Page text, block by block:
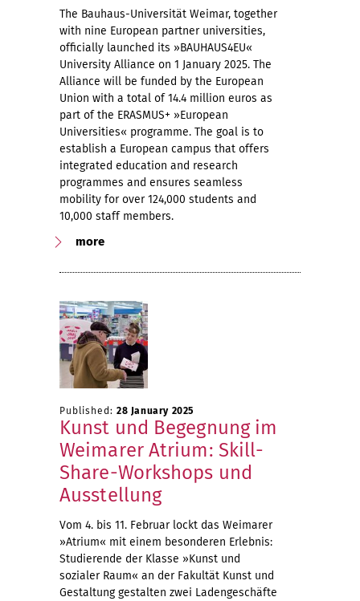
The Bauhaus-Universität Weimar, together
with nine European partner universities,
officially launched its »BAUHAUS4EU«
University Alliance on 1 January 2025. The
Alliance will be funded by the European
Union with a total of 14.4 million euros as
part of the ERASMUS+ »European
Universities« programme. The goal is to
establish a European campus that offers
integrated education and research
programmes and ensures seamless
mobility for over 124,000 students and
10,000 staff members.
more
Published: 28 January 2025
Kunst und Begegnung im
Weimarer Atrium: Skill-
Share-Workshops und
Ausstellung
Vom 4. bis 11. Februar lockt das Weimarer
»Atrium« mit einem besonderen Erlebnis:
Studierende der Klasse »Kunst und
sozialer Raum« an der Fakultät Kunst und
Gestaltung gestalten zwei Ladengeschäfte